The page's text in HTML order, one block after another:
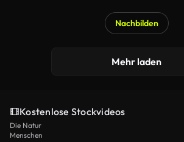
Nachbilden
Mehr laden
Kostenlose Stockvideos
Die Natur
Menschen